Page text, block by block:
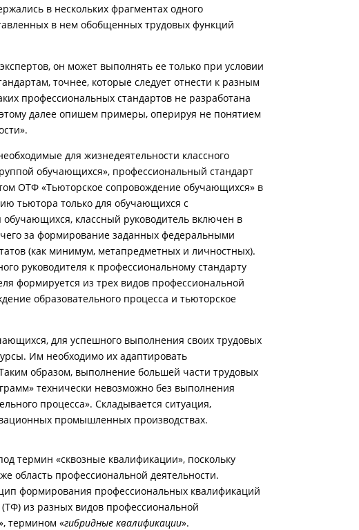
в нескольких фрагментах одного
в нем обобщенных трудовых функций
он может выполнять ее только при условии
точнее, которые следует отнести к разным
профессиональных стандартов не разработана
далее опишем примеры, оперируя не понятием
для жизнедеятельности классного
обучающихся», профессиональный стандарт
ОТФ «Тьюторское сопровождение обучающихся» в
тьютора только для обучающихся с
классный руководитель включен в
за формирование заданных федеральными
(как минимум, метапредметных и личностных).
руководителя к профессиональному стандарту
формируется из трех видов профессиональной
образовательного процесса и тьюторское
для успешного выполнения своих трудовых
Им необходимо их адаптировать
образом, выполнение большей части трудовых
технически невозможно без выполнения
процесса». Складывается ситуация,
промышленных производствах.
термин «сквозные квалификации», поскольку
область профессиональной деятельности.
формирования профессиональных квалификаций
из разных видов профессиональной
термином «гибридные квалификации».